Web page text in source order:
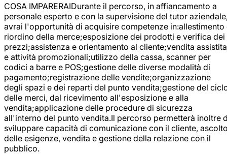
COSA IMPARERAIDurante il percorso, in affiancamento a
personale esperto e con la supervisione del tutor
avrai l'opportunità di acquisire competenze in:allestimento
riordino della merce;esposizione dei prodotti e verifica dei
prezzi;assistenza e orientamento al cliente;vendita assistita
e attività promozionali;utilizzo della cassa, scanner per
codici a barre e POS;gestione delle diverse modalità di
pagamento;registrazione delle vendite;organizzazione
degli spazi e dei reparti del punto vendita;gestione del
delle merci, dal ricevimento all'esposizione e alla
vendita;applicazione delle procedure di sicurezza
all'interno del punto vendita.Il percorso permetterà inoltre
sviluppare capacità di comunicazione con il cliente,
delle esigenze, vendita e gestione della relazione con il
pubblico.